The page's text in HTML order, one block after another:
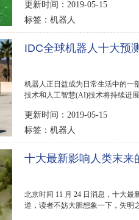
更新时间：2019-05-15
标签： 机器人
IDC全球机器人十大预
机器人正日益成为日常生活中的一
技术和人工智慧(AI)技术将持续进
更新时间：2019-05-15
标签： 机器人
十大最新影响人类末来
北京时间 11 月 24 日消息，十大
道，读者不妨大胆想象一下，失明